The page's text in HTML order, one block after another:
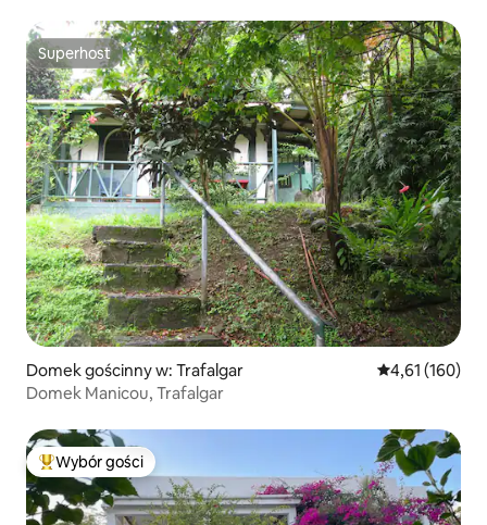
Superhost
Superhost
Domek gościnny w: Trafalgar Średnia
4,61 (160)
Domek Manicou, Trafalgar
Najpopularniejsze z kategorii Wybór gości
Wybór gości